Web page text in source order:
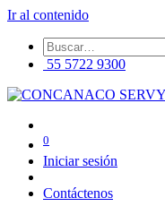
Ir al contenido
55 5722 9300
0
Iniciar sesión
Contáctenos